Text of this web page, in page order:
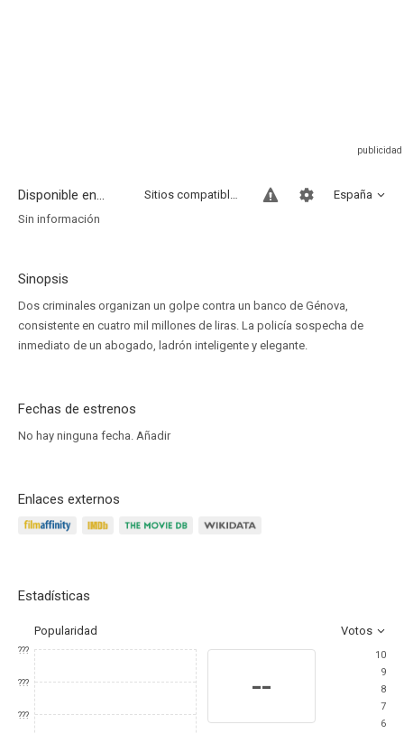
Disponible en... España
Sitios compatibles
Sin información
Sinopsis
Dos criminales organizan un golpe contra un banco de Génova,
consistente en cuatro mil millones de liras. La policía sospecha de
inmediato de un abogado, ladrón inteligente y elegante.
Fechas de estrenos
No hay ninguna fecha. Añadir
Enlaces externos
Estadísticas
Popularidad Votos
???
???
???
--
10
9
8
7
6